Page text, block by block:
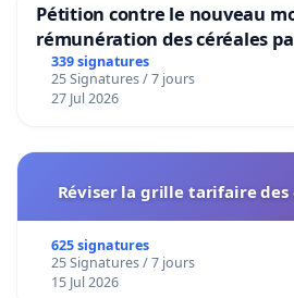
Pétition contre le nouveau
rémunération des céréales
granum basé sur la teneur en
339 signatures
25 Signatures / 7 jours
27 Jul 2026
Réviser la grille tarifaire des
625 signatures
25 Signatures / 7 jours
15 Jul 2026